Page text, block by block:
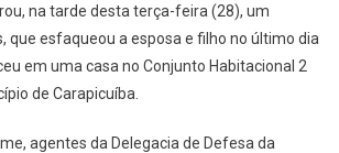
Prende
Homem
Que
Mulher
na tarde desta terça-feira (28), um
que esfaqueou a esposa e filho no último dia
em uma casa no Conjunto Habitacional 2
de Carapicuíba.
agentes da Delegacia de Defesa da